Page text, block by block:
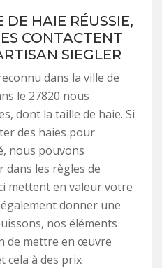
HAIE RÉUSSIE,
CONTACTENT
SIEGLER
dans la ville de
le 27820 nous
dont la taille de haie. Si
des haies pour
nous pouvons
les règles de
mettent en valeur votre
donner une
nos éléments
de mettre en œuvre
cela à des prix